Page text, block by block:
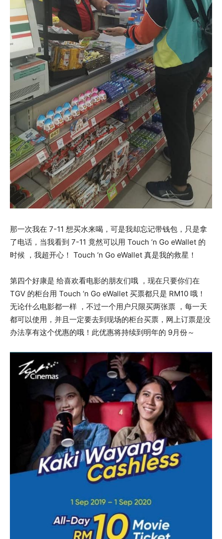
那一次我在 7-11 想买水来喝，可是我却忘记带钱包，只是拿
了电话，当我看到 7-11 竟然可以用 Touch ‘n Go eWallet 的
时候 ，我超开心！ Touch ‘n Go eWallet 真是我的救星！
第四个好康是 给喜欢看电影的朋友们哦 ，现在只要你们在
TGV 的柜台用 Touch ‘n Go eWallet 买票都只是 RM10 哦！
无论什么电影都一样 ，不过一个用户只限买两张票 ，每一天
都可以使用，并且一定要去到现场的柜台买票，网上订票是没
办法享有这个优惠的哦！此优惠将持续到明年的 9月份～